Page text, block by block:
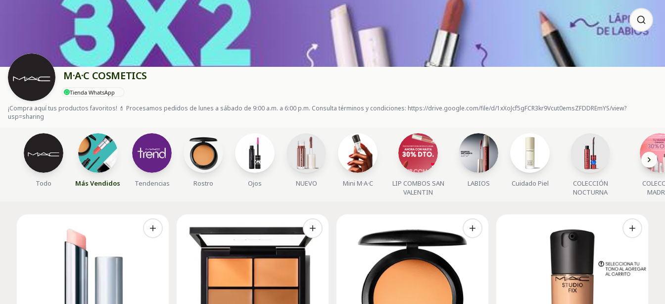
M·A·C COSMETICS
Tienda WhatsApp
¡Compra aquí tus productos favoritos! 💄 Procesamos pedidos de lunes a sábado de 9:00 a.m. a 6:00 p.m. Consulta términos y condiciones: https://drive.google.com/file/d/1xXoJcf5gFCR3kr9Vcut0emsZFDDREmYS/view?
usp=sharing
Todo Más Vendidos Tendencias Rostro Ojos NUEVO Mini M·A·C
LIP COMBOS SAN
VALENTIN
LABIOS Cuidado Piel
COLECCIÓN
NOCTURNA